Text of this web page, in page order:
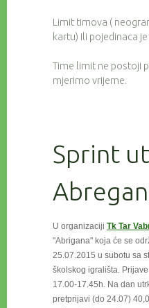
Limit timova (
kartu) ili pojedinaca je
Time limit ne postoji
mjerimo vrijeme.
Sprint
U organizaciji Tk Tar
"Abrigana" koja će se
25.07.2015 u subotu sa
školskog igrališta.
17.00-17.45h. Na dan
pretprijavi (do 24.07)